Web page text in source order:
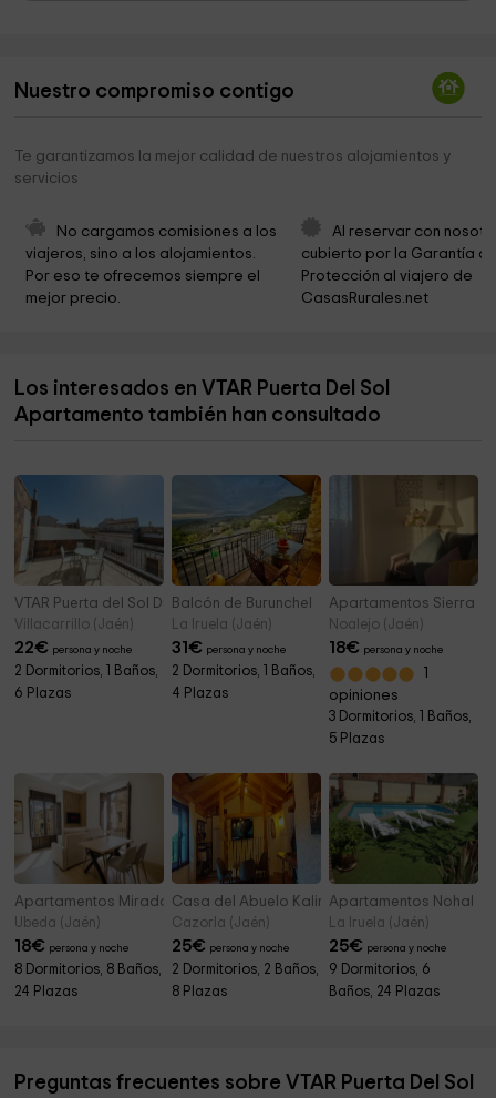
Parroquia Santa María la Mayor 19,3 km
Iglesia De San Pedro
SKATE PARK LA CARRERA
Municipio de Torreperogil
Parroquia Santa Maria Maggiore 19,6 km
Infantil Barrio La Carrera Park
Paseo del Prado
Nuestro compromiso contigo
Te garantizamos la mejor calidad de nuestros alojamientos y
servicios
No cargamos comisiones a los
viajeros, sino a los alojamientos.
Por eso te ofrecemos siempre el
mejor precio.
Al reservar con
cubierto por la Garantía
Protección al viajero de
CasasRurales.net
Los interesados en VTAR Puerta Del Sol
Apartamento también han consultado
VTAR Puerta del Sol Dúplex
Villacarrillo (Jaén)
22€ persona y noche
2 Dormitorios, 1 Baños,
6 Plazas
Balcón de Burunchel
La Iruela (Jaén)
31€ persona y noche
2 Dormitorios, 1 Baños,
4 Plazas
Apartamentos Sierra
Noalejo (Jaén)
18€ persona y noche
opiniones
3 Dormitorios, 1 Baños,
5 Plazas
Apartamentos Mirador de Vandelvira
Ubeda (Jaén)
18€ persona y noche
8 Dormitorios, 8 Baños,
24 Plazas
Casa del Abuelo Kalinas
Cazorla (Jaén)
25€ persona y noche
2 Dormitorios, 2 Baños,
8 Plazas
Apartamentos Nohal
La Iruela (Jaén)
25€ persona y noche
9 Dormitorios, 6
Baños, 24 Plazas
Preguntas frecuentes sobre VTAR Puerta Del Sol